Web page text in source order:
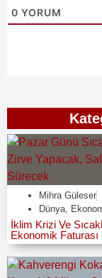
0 YORUM
Mihra Güleser
Dünya,
İklim Krizi Ve
Ekonomik Faturası